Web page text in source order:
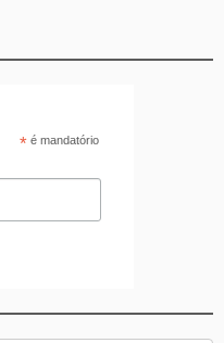
*é mandatório